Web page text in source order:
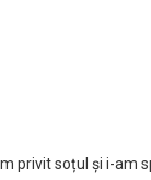
soțul și i-am